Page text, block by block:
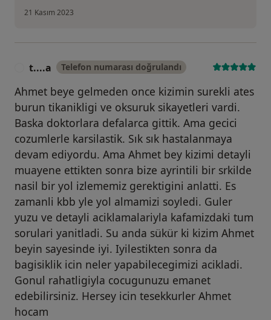
21 Kasım 2023
t....a Telefon numarası doğrulandı
Ahmet beye gelmeden once kizimin surekli ates
burun tikanikligi ve oksuruk sikayetleri vardi.
Baska doktorlara defalarca gittik. Ama gecici
cozumlerle karsilastik. Sık sık hastalanmaya
devam ediyordu. Ama Ahmet bey kizimi detayli
muayene ettikten sonra bize ayrintili bir srkilde
nasil bir yol izlememiz gerektigini anlatti. Es
zamanli kbb yle yol almamizi soyledi. Guler
yuzu ve detayli aciklamalariyla kafamizdaki tum
sorulari yanitladi. Su anda sükür ki kizim Ahmet
beyin sayesinde iyi. Iyilestikten sonra da
bagisiklik icin neler yapabilecegimizi acikladi.
Gonul rahatligiyla cocugunuzu emanet
edebilirsiniz. Hersey icin tesekkurler Ahmet
hocam